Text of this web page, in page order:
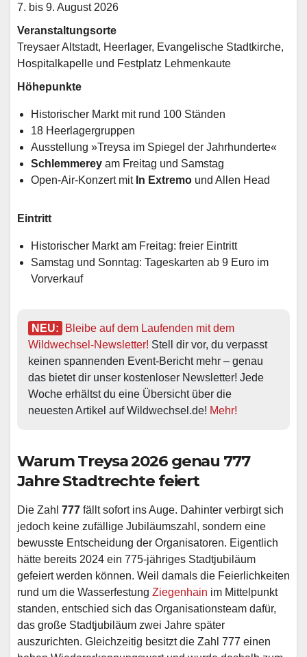
7. bis 9. August 2026
Veranstaltungsorte
Treysaer Altstadt, Heerlager, Evangelische Stadtkirche,
Hospitalkapelle und Festplatz Lehmenkaute
Höhepunkte
Historischer Markt mit rund 100 Ständen
18 Heerlagergruppen
Ausstellung »Treysa im Spiegel der Jahrhunderte«
Schlemmerey am Freitag und Samstag
Open-Air-Konzert mit In Extremo und Allen Head
Eintritt
Historischer Markt am Freitag: freier Eintritt
Samstag und Sonntag: Tageskarten ab 9 Euro im
Vorverkauf
NEU:
Bleibe auf dem Laufenden mit dem
Wildwechsel-Newsletter! Stell dir vor, du verpasst
keinen spannenden Event-Bericht mehr – genau
das bietet dir unser kostenloser Newsletter! Jede
Woche erhältst du eine Übersicht über die
neuesten Artikel auf Wildwechsel.de! Mehr!
Warum Treysa 2026 genau 777
Jahre Stadtrechte feiert
Die Zahl 777 fällt sofort ins Auge. Dahinter verbirgt sich
jedoch keine zufällige Jubiläumszahl, sondern eine
bewusste Entscheidung der Organisatoren. Eigentlich
hätte bereits 2024 ein 775-jähriges Stadtjubiläum
gefeiert werden können. Weil damals die Feierlichkeiten
rund um die Wasserfestung Ziegenhain im Mittelpunkt
standen, entschied sich das Organisationsteam dafür,
das große Stadtjubiläum zwei Jahre später
auszurichten. Gleichzeitig besitzt die Zahl 777 einen